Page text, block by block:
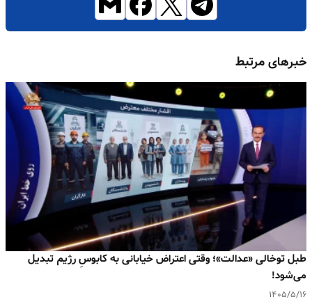
خبرهای مرتبط
طبل توخالی «عدالت»؛ وقتی اعتراض خیابانی به کابوسِ رژیم تبدیل
می‌شود!
۱۴۰۵/۵/۱۶